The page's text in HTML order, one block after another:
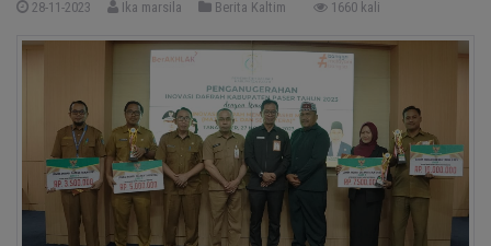
28-11-2023 Ika marsila Berita Kaltim 1660 kali